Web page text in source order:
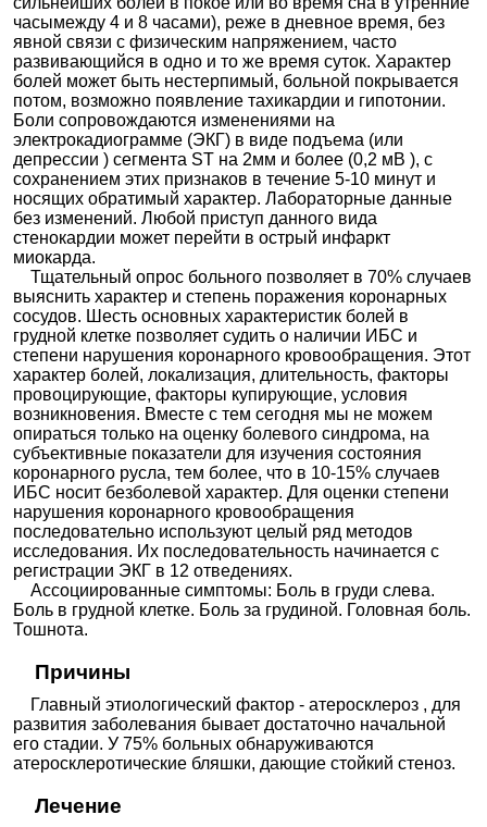
часымежду 4 и 8 часами), реже в дневное время, без
явной связи с физическим напряжением, часто
развивающийся в одно и то же время суток. Характер
болей может быть нестерпимый, больной покрывается
потом, возможно появление тахикардии и гипотонии.
Боли сопровождаются изменениями на
электрокадиограмме (ЭКГ) в виде подъема (или
депрессии ) сегмента ST на 2мм и более (0,2 мВ ), с
сохранением этих признаков в течение 5-10 минут и
носящих обратимый характер. Лабораторные данные
без изменений. Любой приступ данного вида
стенокардии может перейти в острый инфаркт
миокарда.
Тщательный опрос больного позволяет в 70% случаев
выяснить характер и степень поражения коронарных
сосудов. Шесть основных характеристик болей в
грудной клетке позволяет судить о наличии ИБС и
степени нарушения коронарного кровообращения. Этот
характер болей, локализация, длительность, факторы
провоцирующие, факторы купирующие, условия
возникновения. Вместе с тем сегодня мы не можем
опираться только на оценку болевого синдрома, на
субъективные показатели для изучения состояния
коронарного русла, тем более, что в 10-15% случаев
ИБС носит безболевой характер. Для оценки степени
нарушения коронарного кровообращения
последовательно используют целый ряд методов
исследования. Их последовательность начинается с
регистрации ЭКГ в 12 отведениях.
Ассоциированные симптомы: Боль в груди слева.
Боль в грудной клетке. Боль за грудиной. Головная боль.
Тошнота.
Причины
Главный этиологический фактор - атеросклероз , для
развития заболевания бывает достаточно начальной
его стадии. У 75% больных обнаруживаются
атеросклеротические бляшки, дающие стойкий стеноз.
Лечение